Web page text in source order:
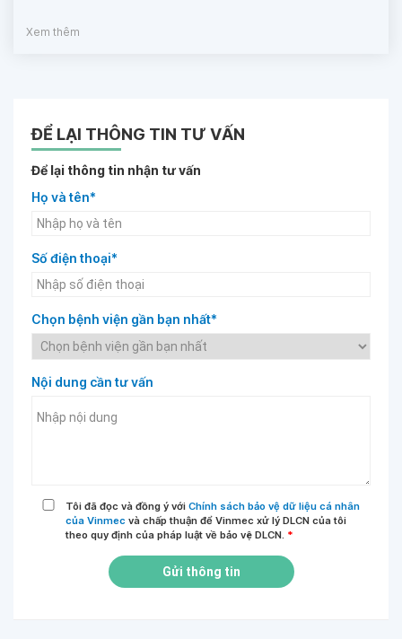
Xem thêm
ĐỂ LẠI THÔNG TIN TƯ VẤN
Để lại thông tin nhận tư vấn
Họ và tên*
Số điện thoại*
Chọn bệnh viện gần bạn nhất*
Nội dung cần tư vấn
Tôi đã đọc và đồng ý với Chính sách bảo vệ dữ liệu cá nhân
của Vinmec và chấp thuận để Vinmec xử lý DLCN của tôi
theo quy định của pháp luật về bảo vệ DLCN. *
Gửi thông tin